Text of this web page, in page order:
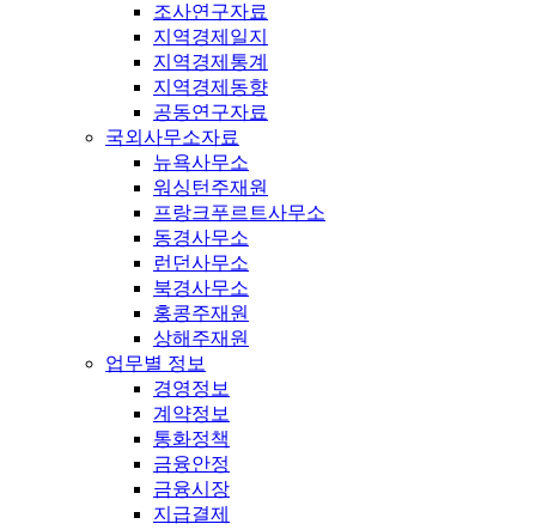
조사연구자료
지역경제일지
지역경제통계
지역경제동향
공동연구자료
국외사무소자료
뉴욕사무소
워싱턴주재원
프랑크푸르트사무소
동경사무소
런던사무소
북경사무소
홍콩주재원
상해주재원
업무별 정보
경영정보
계약정보
통화정책
금융안정
금융시장
지급결제